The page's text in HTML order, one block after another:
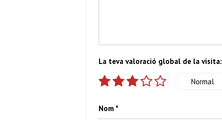
Nom *
La teva valoració global de la visita:
Normal